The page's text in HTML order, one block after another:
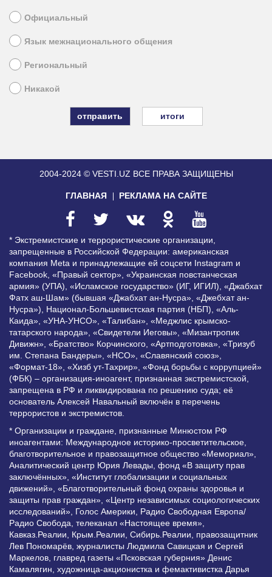
Официальный
Язык межнационального общения
Региональный
Никакой
итоги
2004-2024 © VESTI.UZ ВСЕ ПРАВА ЗАЩИЩЕНЫ
ГЛАВНАЯ РЕКЛАМА НА САЙТЕ
* Экстремистские и террористические организации,
запрещенные в Российской Федерации: американская
компания Meta и принадлежащие ей соцсети Instagram и
Facebook, «Правый сектор», «Украинская повстанческая
армия» (УПА), «Исламское государство» (ИГ, ИГИЛ), «Джабхат
Фатх аш-Шам» (бывшая «Джабхат ан-Нусра», «Джебхат ан-
Нусра»), Национал-Большевистская партия (НБП), «Аль-
Каида», «УНА-УНСО», «Талибан», «Меджлис крымско-
татарского народа», «Свидетели Иеговы», «Мизантропик
Дивижн», «Братство» Корчинского, «Артподготовка», «Тризуб
им. Степана Бандеры», «НСО», «Славянский союз»,
«Формат-18», «Хизб ут-Тахрир», «Фонд борьбы с коррупцией»
(ФБК) – организация-иноагент, признанная экстремистской,
запрещена в РФ и ликвидирована по решению суда; её
основатель Алексей Навальный включён в перечень
террористов и экстремистов.
* Организации и граждане, признанные Минюстом РФ
иноагентами: Международное историко-просветительское,
благотворительное и правозащитное общество «Мемориал»,
Аналитический центр Юрия Левады, фонд «В защиту прав
заключённых», «Институт глобализации и социальных
движений», «Благотворительный фонд охраны здоровья и
защиты прав граждан», «Центр независимых социологических
исследований», Голос Америки, Радио Свободная Европа/
Радио Свобода, телеканал «Настоящее время»,
Кавказ.Реалии, Крым.Реалии, Сибирь.Реалии, правозащитник
Лев Пономарёв, журналисты Людмила Савицкая и Сергей
Маркелов, главред газеты «Псковская губерния» Денис
Камалягин, художница-акционистка и фемактивистка Дарья